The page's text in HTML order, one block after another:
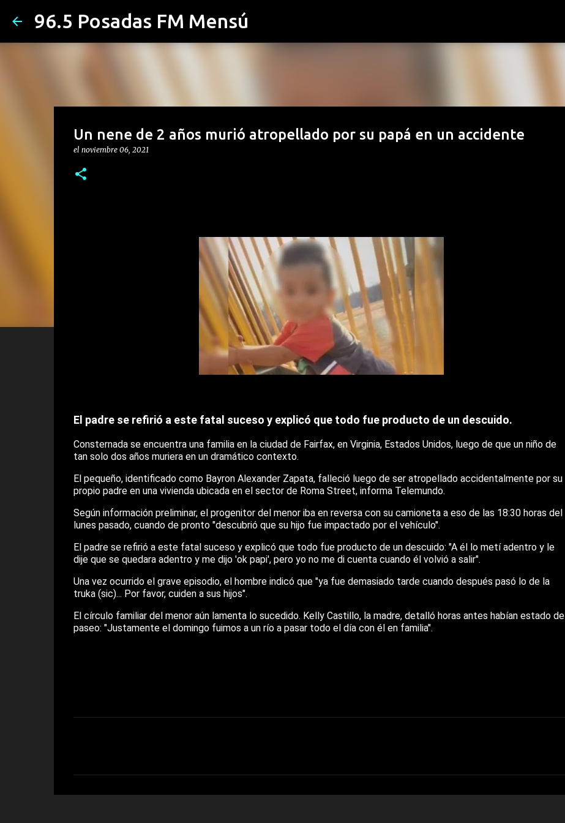
96.5 Posadas FM Mensú
Un nene de 2 años murió atropellado por su papá en un accidente
el noviembre 06, 2021
El padre se refirió a este fatal suceso y explicó que todo fue producto de un descuido.
Consternada se encuentra una familia en la ciudad de Fairfax, en Virginia, Estados Unidos, luego de que un niño de
tan solo dos años muriera en un dramático contexto.
El pequeño, identificado como Bayron Alexander Zapata, falleció luego de ser atropellado accidentalmente por su
propio padre en una vivienda ubicada en el sector de Roma Street, informa Telemundo.
Según información preliminar, el progenitor del menor iba en reversa con su camioneta a eso de las 18:30 horas del
lunes pasado, cuando de pronto "descubrió que su hijo fue impactado por el vehículo".
El padre se refirió a este fatal suceso y explicó que todo fue producto de un descuido: "A él lo metí adentro y le
dije que se quedara adentro y me dijo 'ok papi', pero yo no me di cuenta cuando él volvió a salir".
Una vez ocurrido el grave episodio, el hombre indicó que "ya fue demasiado tarde cuando después pasó lo de la
truka (sic)... Por favor, cuiden a sus hijos".
El círculo familiar del menor aún lamenta lo sucedido. Kelly Castillo, la madre, detalló horas antes habían estado de
paseo: "Justamente el domingo fuimos a un río a pasar todo el día con él en familia".